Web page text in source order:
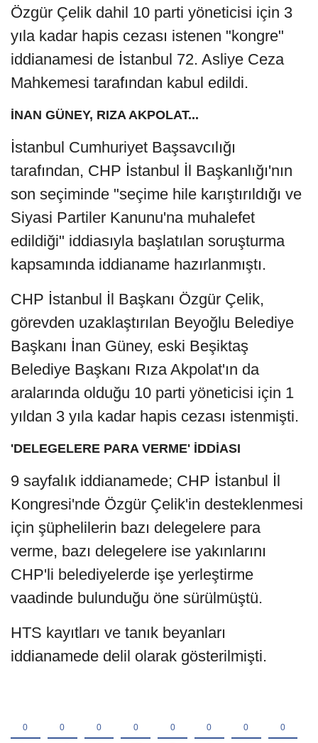
Özgür Çelik dahil 10 parti yöneticisi için 3
yıla kadar hapis cezası istenen "kongre"
iddianamesi de İstanbul 72. Asliye Ceza
Mahkemesi tarafından kabul edildi.
İNAN GÜNEY, RIZA AKPOLAT...
İstanbul Cumhuriyet Başsavcılığı
tarafından, CHP İstanbul İl Başkanlığı'nın
son seçiminde "seçime hile karıştırıldığı ve
Siyasi Partiler Kanunu'na muhalefet
edildiği" iddiasıyla başlatılan soruşturma
kapsamında iddianame hazırlanmıştı.
CHP İstanbul İl Başkanı Özgür Çelik,
görevden uzaklaştırılan Beyoğlu Belediye
Başkanı İnan Güney, eski Beşiktaş
Belediye Başkanı Rıza Akpolat'ın da
aralarında olduğu 10 parti yöneticisi için 1
yıldan 3 yıla kadar hapis cezası istenmişti.
'DELEGELERE PARA VERME' İDDİASI
9 sayfalık iddianamede; CHP İstanbul İl
Kongresi'nde Özgür Çelik'in desteklenmesi
için şüphelilerin bazı delegelere para
verme, bazı delegelere ise yakınlarını
CHP'li belediyelerde işe yerleştirme
vaadinde bulunduğu öne sürülmüştü.
HTS kayıtları ve tanık beyanları
iddianamede delil olarak gösterilmişti.